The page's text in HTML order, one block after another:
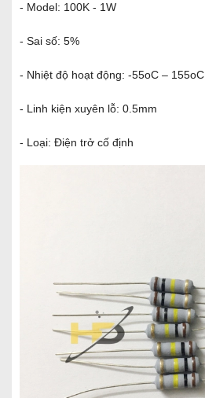
- Model: 100K - 1W
- Sai số: 5%
- Nhiệt độ hoạt động: -55oC – 155oC
- Linh kiện xuyên lỗ: 0.5mm
- Loại: Điện trở cố định